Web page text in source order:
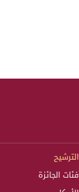
الترشيح
فئات الجائزة